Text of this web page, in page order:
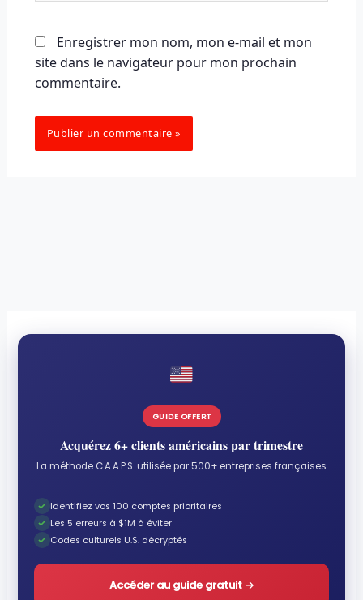
Enregistrer mon nom, mon e-mail et mon
site dans le navigateur pour mon prochain
commentaire.
GUIDE OFFERT
Acquérez 6+ clients américains par trimestre
La méthode C.A.A.P.S. utilisée par 500+ entreprises françaises
Identifiez vos 100 comptes prioritaires
Les 5 erreurs à $1M à éviter
Codes culturels U.S. décryptés
Accéder au guide gratuit →